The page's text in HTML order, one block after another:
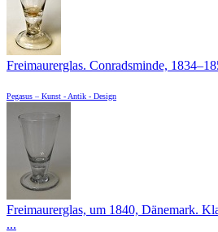
Freimaurerglas. Conradsminde,
Pegasus – Kunst - Antik - Design
Freimaurerglas, um 1840, Dänemark.
...